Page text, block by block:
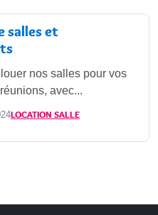
salles et
nos salles pour vos
avec...
LOCATION SALLE